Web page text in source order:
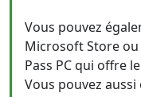
Vous pouvez
Microsoft Store ou
Pass PC qui offre
Vous pouvez